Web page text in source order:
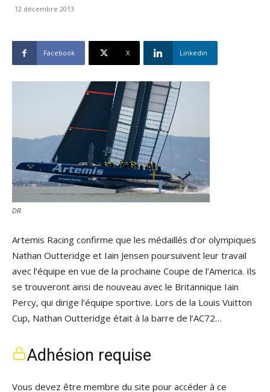
12 décembre 2013
Facebook X Linkedin
DR
Artemis Racing confirme que les médaillés d’or olympiques
Nathan Outteridge et Iain Jensen poursuivent leur travail
avec l’équipe en vue de la prochaine Coupe de l’America. Ils
se trouveront ainsi de nouveau avec le Britannique Iain
Percy, qui dirige l’équipe sportive. Lors de la Louis Vuitton
Cup, Nathan Outteridge était à la barre de l’AC72…
Adhésion requise
Vous devez être membre du site pour accéder à ce